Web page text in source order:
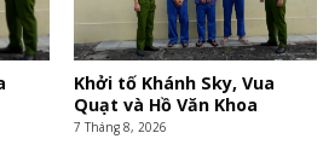
Khởi tố Khánh Sky, Vua
Quạt và Hồ Văn Khoa
7 Tháng 8, 2026